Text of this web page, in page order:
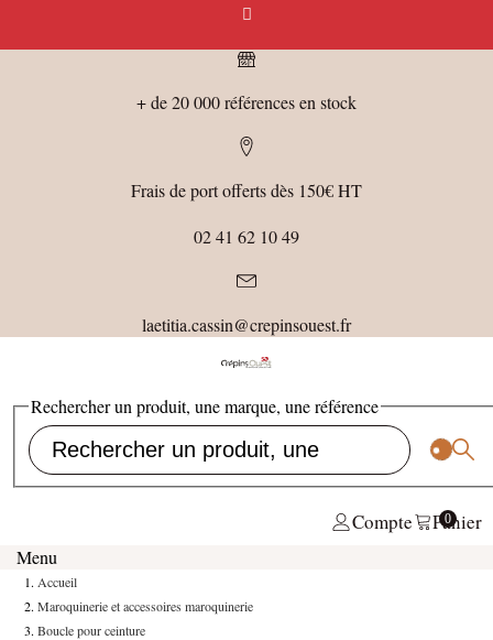
+ de 20 000 références en stock
Frais de port offerts dès 150€ HT
02 41 62 10 49
laetitia.cassin@crepinsouest.fr
Rechercher un produit, une marque, une référence
Compte Panier
0
Menu
Accueil
Maroquinerie et accessoires maroquinerie
Boucle pour ceinture